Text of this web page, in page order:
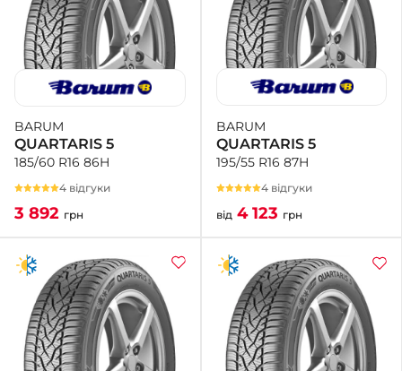
BARUM
QUARTARIS 5
185/60 R16 86H
4 відгуки
3 892 грн
BARUM
QUARTARIS 5
195/55 R16 87H
4 відгуки
від 4 123 грн